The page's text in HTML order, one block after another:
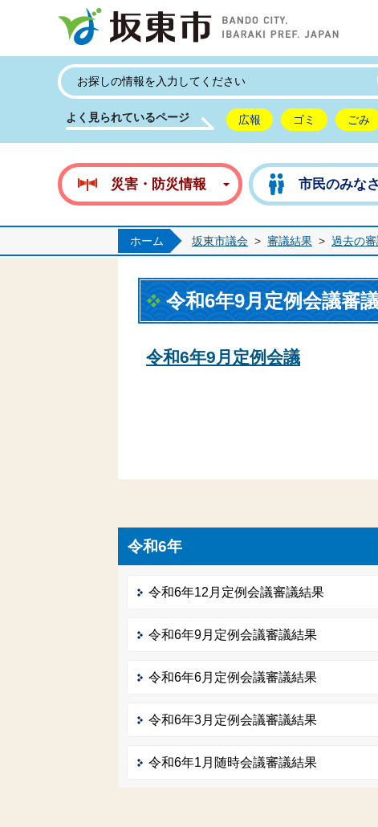
よく見られているページ 広報 ゴミ ごみ
災害・防災情報 市民のみな
ホーム 坂東市議会 > 審議結果 > 過去の
令和6年9月定例会議審
令和6年9月定例会議
令和6年
令和6年12月定例会議審議結果
令和6年9月定例会議審議結果
令和6年6月定例会議審議結果
令和6年3月定例会議審議結果
令和6年1月随時会議審議結果